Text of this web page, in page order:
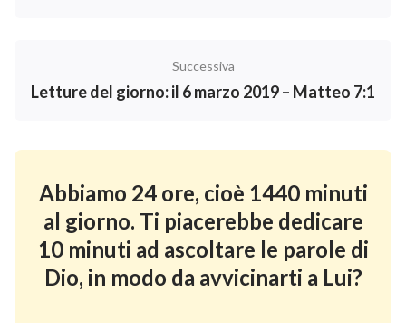
Successiva
Letture del giorno: il 6 marzo 2019 – Matteo 7:1
Abbiamo 24 ore, cioè 1440 minuti
al giorno. Ti piacerebbe dedicare
10 minuti ad ascoltare le parole di
Dio, in modo da avvicinarti a Lui?